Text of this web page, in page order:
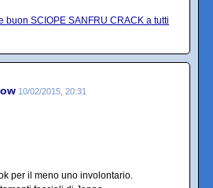
buon SCIOPE SANFRU CRACK a tutti
10/02/2015, 20:31
per il meno uno involontario.